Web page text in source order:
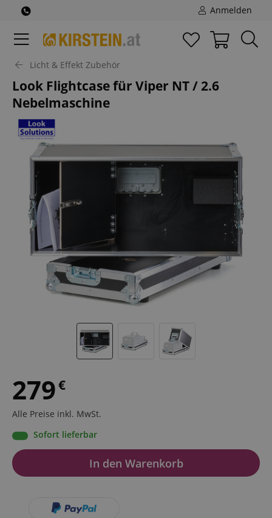
Anmelden
Licht & Effekt Zubehör
Look Flightcase für Viper NT / 2.6
Nebelmaschine
279€
Alle Preise inkl. MwSt.
Sofort lieferbar
In den Warenkorb